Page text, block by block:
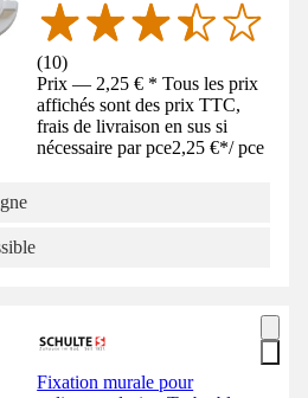
(10)
Prix — 2,25 € * Tous les prix
affichés sont des prix TTC,
frais de livraison en sus si
nécessaire par pce2,25 €*/ pce
Fixation murale pour